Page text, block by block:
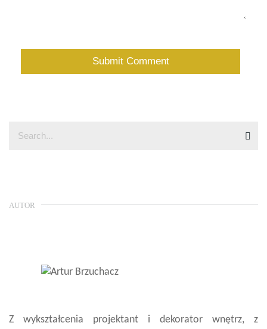
AUTOR
Z wykształcenia projektant i dekorator wnętrz, z